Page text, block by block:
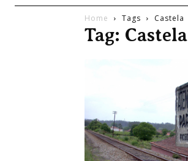
Home Tags Castela
Tag: Castela